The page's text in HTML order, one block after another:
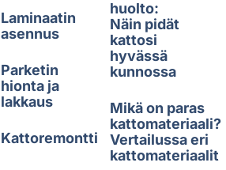
Laminaatin
asennus
Parketin
hionta ja
lakkaus
Kattoremontti
huolto:
Näin pidät
kattosi
hyvässä
kunnossa
Mikä on paras
kattomateriaali?
Vertailussa eri
kattomateriaalit